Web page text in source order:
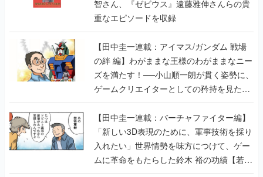
智さん、『ゼビウス』遠藤雅伸さんらの貴
重なエピソードを収録
【田中圭一連載：アイマス/ガンダム 戦場
の絆 編】わがままな王様のわがままなニー
ズを満たす！──小山順一朗が貫く姿勢に、
ゲームクリエイターとしての矜持を見た
【若ゲのいたり最終回】
【田中圭一連載：バーチャファイター編】
「新しい3D表現のために、軍事技術を採り
入れたい」世界情勢を味方につけて、ゲー
ムに革命をもたらした鈴木 裕の功績【若ゲ
のいたり】